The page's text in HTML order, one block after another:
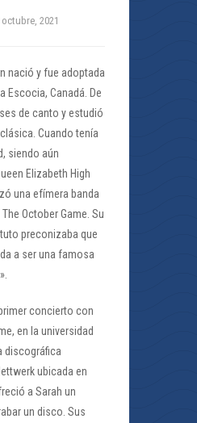
octubre, 2021
nació y fue adoptada
Escocia, Canadá. De
de canto y estudió
Cuando tenía
siendo aún
Elizabeth High
una efímera banda
October Game. Su
preconizaba que
a ser una famosa
concierto con
en la universidad
discográfica
ubicada en
a Sarah un
un disco. Sus